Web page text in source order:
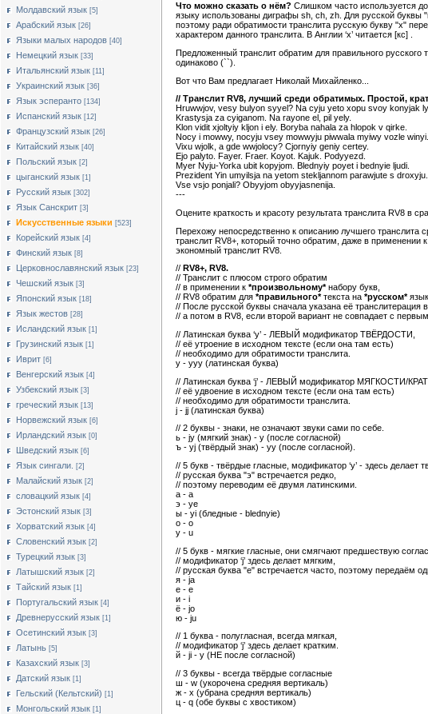
Молдавский язык [5]
Арабский язык [26]
Языки малых народов [40]
Немецкий язык [33]
Итальянский язык [11]
Украинский язык [36]
Язык эсперанто [134]
Испанский язык [12]
Французский язык [26]
Китайский язык [40]
Польский язык [2]
цыганский язык [1]
Русский язык [302]
Язык Санскрит [3]
Искусственные языки [523]
Корейский язык [4]
Финский язык [8]
Церковнославянский язык [23]
Чешский язык [3]
Японский язык [18]
Язык жестов [28]
Исландский язык [1]
Грузинский язык [1]
Иврит [6]
Венгерский язык [4]
Узбекский язык [3]
греческий язык [13]
Норвежский язык [6]
Ирландский язык [0]
Шведский язык [6]
Язык сингали. [2]
Малайский язык [2]
словацкий язык [4]
Эстонский язык [3]
Хорватский язык [4]
Словенский язык [2]
Турецкий язык [3]
Латышский язык [2]
Тайский язык [1]
Португальский язык [4]
Древнерусский язык [1]
Осетинский язык [3]
Латынь [5]
Казахский язык [3]
Датский язык [1]
Гельский (Кельтский) [1]
Монгольский язык [1]
Что можно сказать о нём? Слишком часто используется
языку использованы диграфы sh, ch, zh. Для русской буквы
поэтому ради обратимости транслита русскую букву "х"
характером данного транслита. В Англии ‘x’ читается [кс] .
Предложенный транслит обратим для правильного
одинаково (``).
Вот что Вам предлагает Николай Михайленко...
// Транслит RV8, лучший среди обратимых. Простой,
Hruwwjov, vesy bulyon syyel? Na cyju yeto xopu svoy konyjak
Krastysja za cyiganom. Na rayone el, pil yely.
Klon vidit xjoltyiy kljon i ely. Boryba nahala za hlopok v qirke.
Nocy i mowwy, nocyju vsey mowwyju piwwala myiwy vozle winyi.
Vixu wjolk, a gde wwjolocy? Cjornyiy geniy certey.
Ejo palyto. Fayer. Fraer. Koyot. Kajuk. Podyyezd.
Myer Nyju-Yorka ubit kopyjom. Blednyiy poyet i bednyie ljudi.
Prezident Yin umyilsja na yetom stekljannom parawjute s droxyju.
Vse vsjo ponjali? Obyyjom obyyjasnenija.
---
Оцените краткость и красоту результата транслита RV8 в
Перехожу непосредственно к описанию лучшего транслита
транслит RV8+, который точно обратим, даже в применении
экономный транслит RV8.
// RV8+, RV8.
// Транслит с плюсом строго обратим
// в применении к *произвольному*набору букв,
// RV8 обратим для *правильного*текста на *русском*
// После русской буквы сначала указана её транслитерация
// а потом в RV8, если второй вариант не совпадает с
// Латинская буква ‘y’ - ЛЕВЫЙ модификатор ТВЁРДОСТИ,
// её утроение в исходном тексте (если она там есть)
// необходимо для обратимости транслита.
y - yyy (латинская буква)
// Латинская буква ‘j’ - ЛЕВЫЙ модификатор МЯГКОСТИ/
// её удвоение в исходном тексте (если она там есть)
// необходимо для обратимости транслита.
j - jj (латинская буква)
// 2 буквы - знаки, не означают звуки сами по себе.
ь - jy (мягкий знак) - y (после согласной)
ъ - yj (твёрдый знак) - yy (после согласной).
// 5 букв - твёрдые гласные, модификатор ‘y’ - здесь делает
// русская буква "э" встречается редко,
// поэтому переводим её двумя латинскими.
a - а
э - ye
ы - yi (бледные - blednyie)
о - o
у - u
// 5 букв - мягкие гласные, они смягчают предшествую
// модификатор ‘j’ здесь делает мягким,
// русская буква "е" встречается часто, поэтому передаём
я - ja
е - e
и - i
ё - jo
ю - ju
// 1 буква - полугласная, всегда мягкая,
// модификатор ‘j’ здесь делает кратким.
й - ji - y (НЕ после согласной)
// 3 буквы - всегда твёрдые согласные
ш - w (укорочена средняя вертикаль)
ж - x (убрана средняя вертикаль)
ц - q (обе буквы с хвостиком)